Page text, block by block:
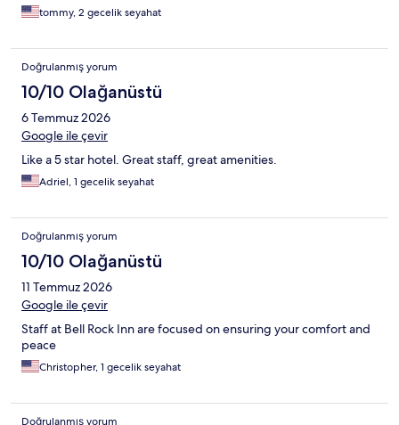
tommy, 2 gecelik seyahat
Doğrulanmış yorum
10/10 Olağanüstü
6 Temmuz 2026
Google ile çevir
Like a 5 star hotel. Great staff, great amenities.
Adriel, 1 gecelik seyahat
Doğrulanmış yorum
10/10 Olağanüstü
11 Temmuz 2026
Google ile çevir
Staff at Bell Rock Inn are focused on ensuring your comfort and
peace
Christopher, 1 gecelik seyahat
Doğrulanmış yorum